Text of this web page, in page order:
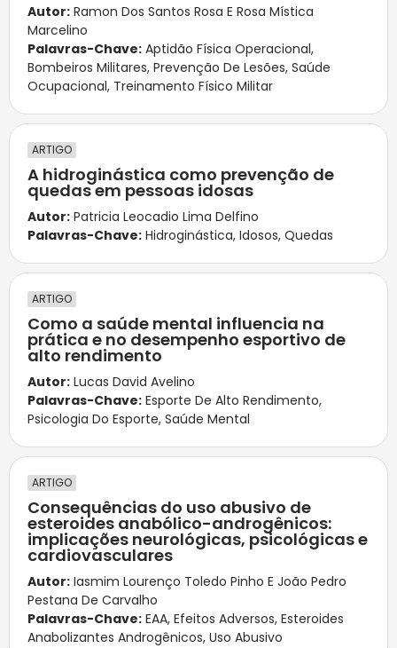
Autor: Ramon Dos Santos Rosa E Rosa Mística
Marcelino
Palavras-Chave: Aptidão Física Operacional,
Bombeiros Militares, Prevenção De Lesões, Saúde
Ocupacional, Treinamento Físico Militar
ARTIGO
A hidroginástica como prevenção de
quedas em pessoas idosas
Autor: Patricia Leocadio Lima Delfino
Palavras-Chave: Hidroginástica, Idosos, Quedas
ARTIGO
Como a saúde mental influencia na
prática e no desempenho esportivo de
alto rendimento
Autor: Lucas David Avelino
Palavras-Chave: Esporte De Alto Rendimento,
Psicologia Do Esporte, Saúde Mental
ARTIGO
Consequências do uso abusivo de
esteroides anabólico-androgênicos:
implicações neurológicas, psicológicas e
cardiovasculares
Autor: Iasmim Lourenço Toledo Pinho E João Pedro
Pestana De Carvalho
Palavras-Chave: EAA, Efeitos Adversos, Esteroides
Anabolizantes Androgênicos, Uso Abusivo